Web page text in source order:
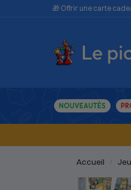
🎁 Offrir une carte
NOUVEAUTÉS
Accueil